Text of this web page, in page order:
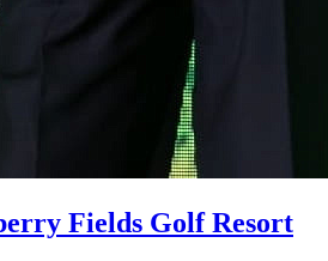
Fields Golf Resort